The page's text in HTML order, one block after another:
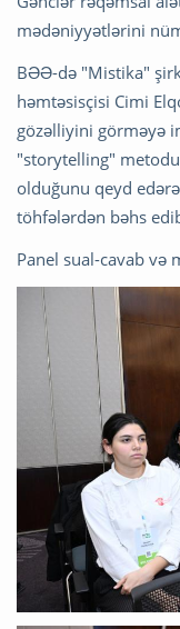
mədəniyyətlərini
BƏƏ-də "Mistika"
həmtəsisçisi Cimi
gözəlliyini görməyə
"storytelling"
olduğunu qeyd
töhfələrdən bəhs
Panel sual-cavab və